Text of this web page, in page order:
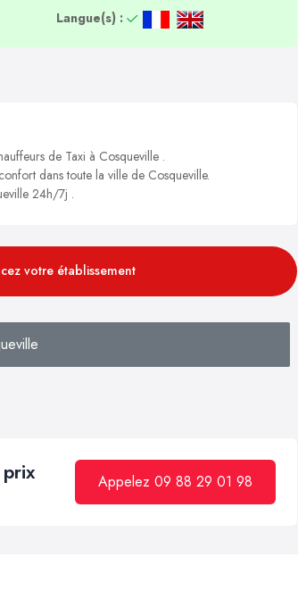
Langue(s) :
de Taxi à Cosqueville .
dans toute la ville de Cosqueville.
24h/7j .
votre établissement
Appelez 09 88 29 01 98